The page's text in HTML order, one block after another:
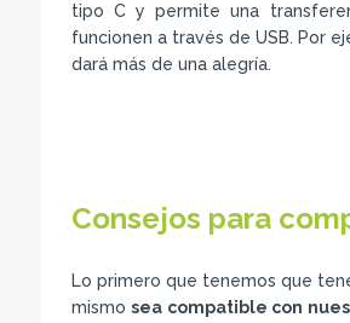
tipo C y permite una
funcionen a través de USB. Por
dará más de una alegría.
Consejos para
Lo primero que tenemos que
mismosea compatible con